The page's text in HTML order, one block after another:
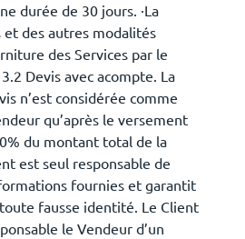
durée de 30 jours. ·La
des autres modalités
des Services par le
Devis avec acompte. La
n’est considérée comme
qu’après le versement
du montant total de la
est seul responsable de
fournies et garantit
fausse identité. Le Client
le Vendeur d’un